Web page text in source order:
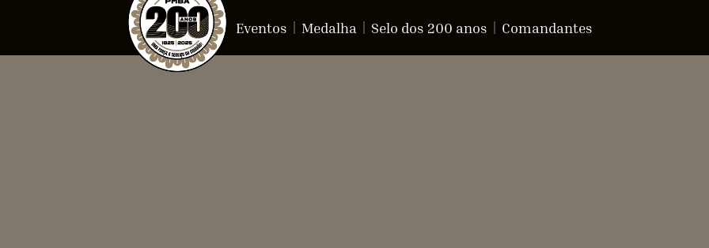
Eventos Medalha Selo dos 200 anos Comandantes